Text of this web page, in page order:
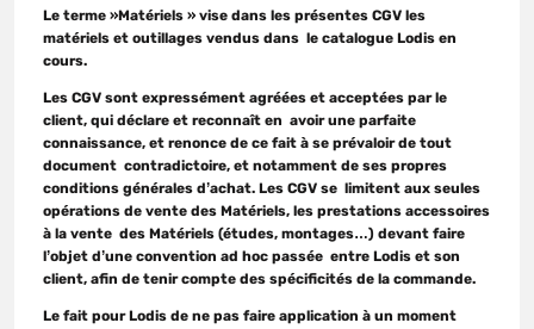
Le terme »Matériels » vise dans les présentes CGV les
matériels et outillages vendus dans le catalogue Lodis en
cours.
Les CGV sont expressément agréées et acceptées par le
client, qui déclare et reconnaît en avoir une parfaite
connaissance, et renonce de ce fait à se prévaloir de tout
document contradictoire, et notamment de ses propres
conditions générales d’achat. Les CGV se limitent aux seules
opérations de vente des Matériels, les prestations accessoires
à la vente des Matériels (études, montages…) devant faire
l’objet d’une convention ad hoc passée entre Lodis et son
client, afin de tenir compte des spécificités de la commande.
Le fait pour Lodis de ne pas faire application à un moment